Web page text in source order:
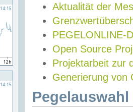
Aktualität der
PEGELONLINE-
Open Source
Projektarbeit zur
Generierung von